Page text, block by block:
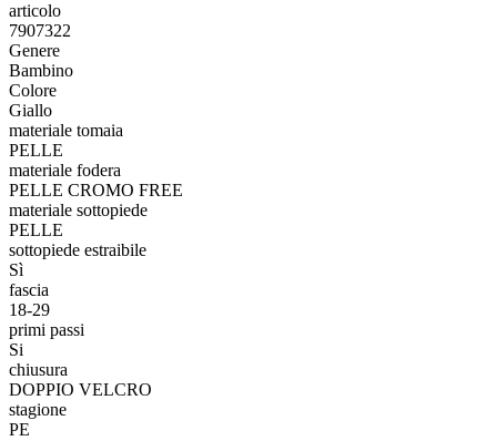
articolo
7907322
Genere
Bambino
Colore
Giallo
materiale tomaia
PELLE
materiale fodera
PELLE CROMO FREE
materiale sottopiede
PELLE
sottopiede estraibile
Sì
fascia
18-29
primi passi
Si
chiusura
DOPPIO VELCRO
stagione
PE